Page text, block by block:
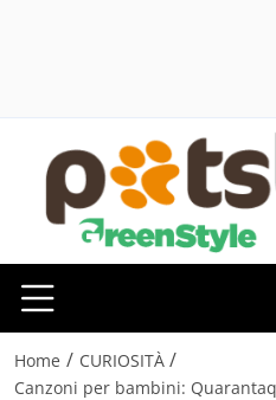
Home / CURIOSITÀ /
Canzoni per bambini: